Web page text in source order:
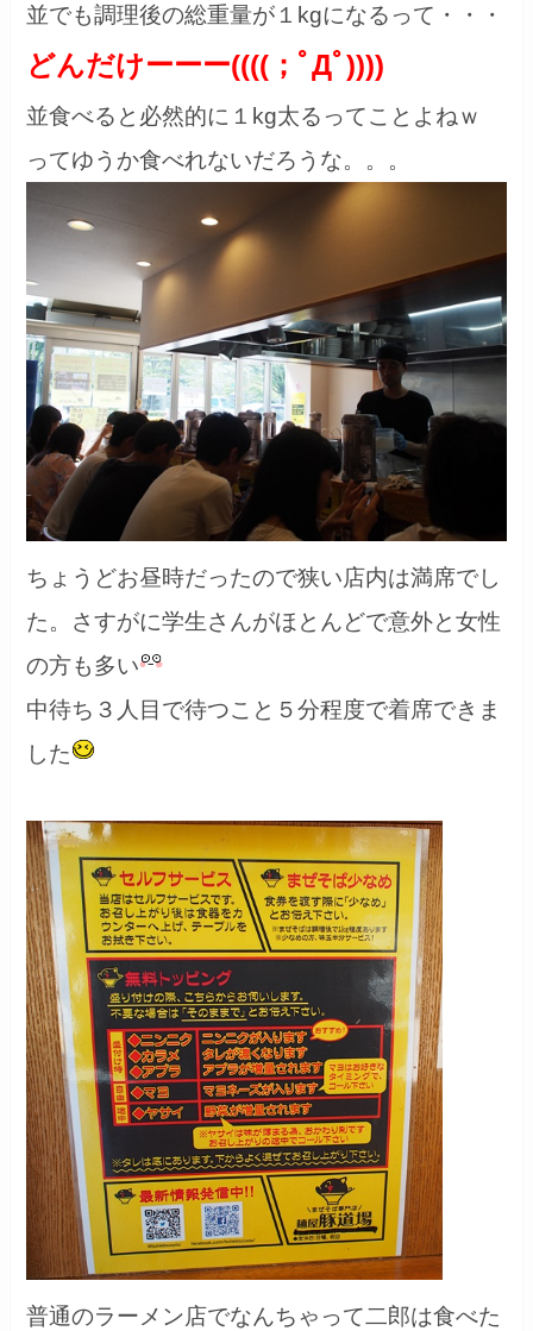
並でも調理後の総重量が１kgになるって・・・
どんだけーーー((((；ﾟДﾟ))))
並食べると必然的に１kg太るってことよねｗ
ってゆうか食べれないだろうな。。。
ちょうどお昼時だったので狭い店内は満席でし
た。さすがに学生さんがほとんどで意外と女性
の方も多い
中待ち３人目で待つこと５分程度で着席できま
した
普通のラーメン店でなんちゃって二郎は食べた